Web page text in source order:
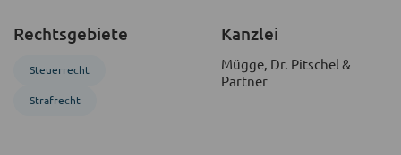
Rechtsgebiete
Steuerrecht
Strafrecht
Kanzlei
Mügge, Dr. Pitschel &
Partner